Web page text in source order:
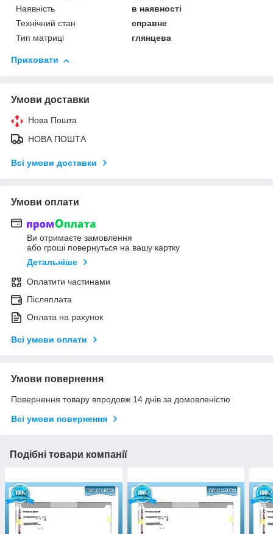
Наявність
в наявності
Технічний стан
справне
Тип матриці
глянцева
Приховати
Умови доставки
Нова Пошта
НОВА ПОШТА
Всі умови доставки
Умови оплати
Ви отримаєте замовлення
або гроші повернуться на вашу картку
Детальніше
Оплатити частинами
Післяплата
Оплата на рахунок
Всі умови оплати
Умови повернення
Повернення товару впродовж 14 днів за домовленістю
Всі умови повернення
Подібні товари компанії